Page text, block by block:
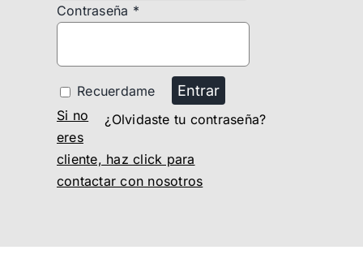
Contraseña *
Recuerdame Entrar
¿Olvidaste tu contraseña?
Si no
eres
cliente, haz click para
contactar con nosotros